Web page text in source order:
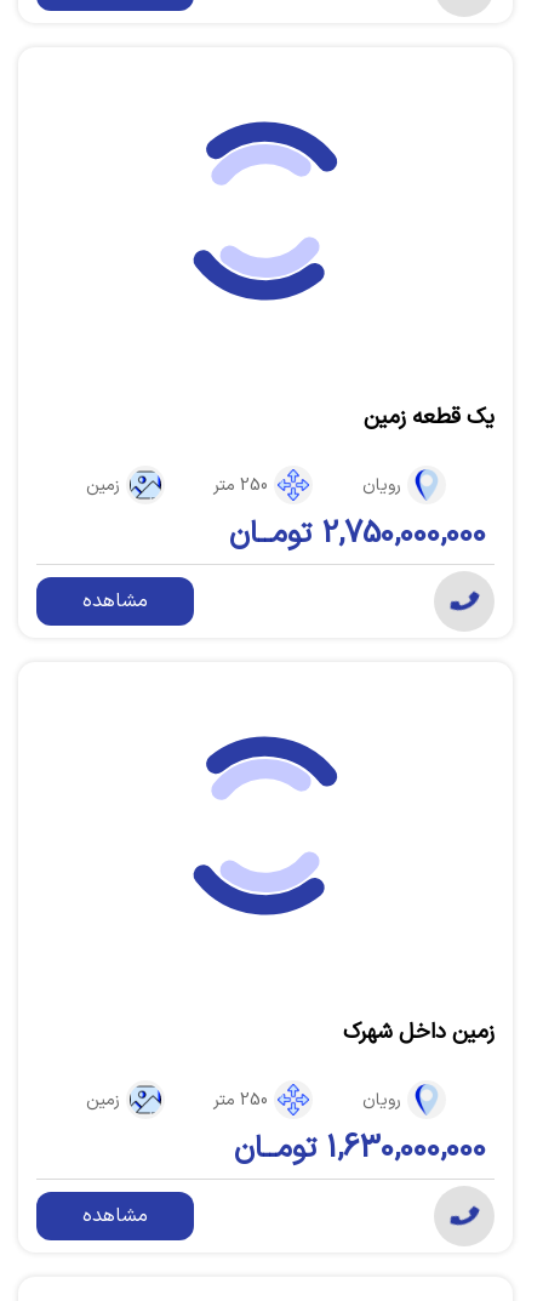
یک قطعه زمین
رویان 250 متر زمین
2,750,000,000 تومــان
مشاهده
زمین داخل شهرک
رویان 250 متر زمین
1,630,000,000 تومــان
مشاهده